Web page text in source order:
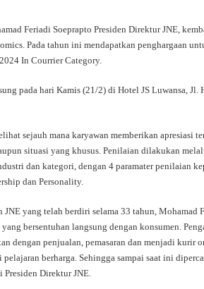
Feriadi Soeprapto Presiden Direktur JNE,
Pada tahun ini mendapatkan penghargaan
In Courrier Category.
pada hari Kamis (21/2) di Hotel JS Luwansa, Jl.
sejauh mana karyawan memberikan apresiasi
situasi yang khusus. Penilaian dilakukan
dan kategori, dengan 4 paramater penilaian
dan Personality.
yang telah berdiri selama 33 tahun, Mohamad
bersentuhan langsung dengan konsumen.
dengan penjualan, pemasaran dan menjadi kurir
berharga. Sehingga sampai saat ini
Direktur JNE.